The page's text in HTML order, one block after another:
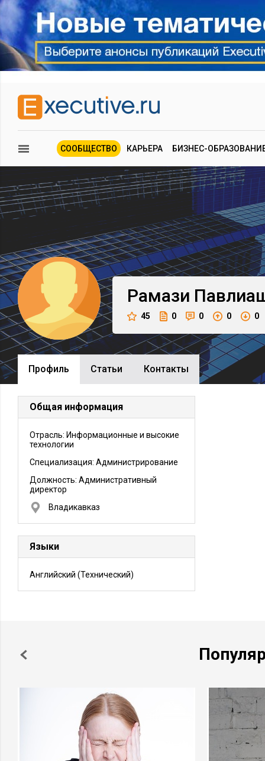
СООБЩЕСТВО КАРЬЕРА БИЗНЕС-
Рамази
45 0 0 0 0
Профиль Cтатьи Контакты
Общая информация
Отрасль: Информационные и высокие
технологии
Специализация: Администрирование
Должность: Административный
директор
Владикавказ
Языки
Английский (Технический)